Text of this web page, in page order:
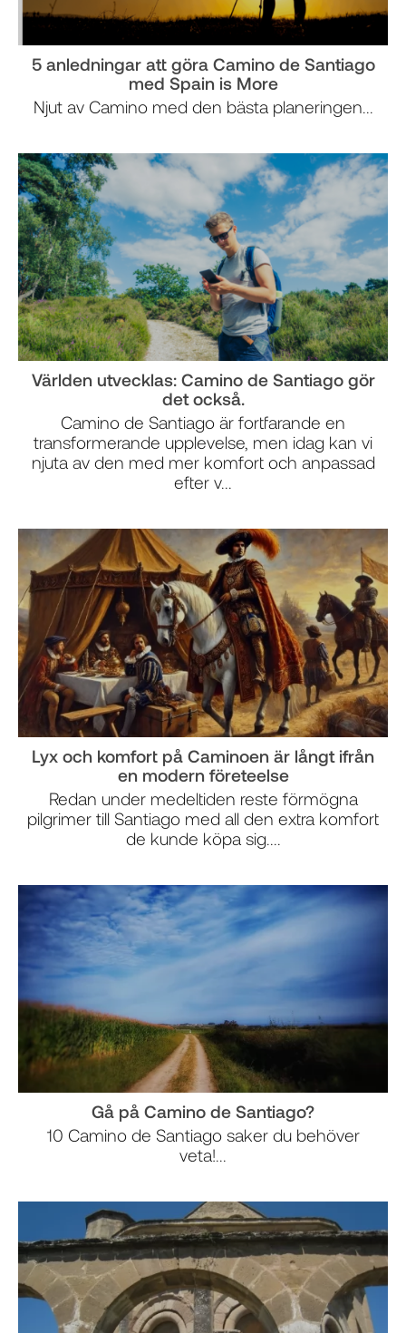
5 anledningar att göra Camino de Santiago
med Spain is More
Njut av Camino med den bästa planeringen...
Världen utvecklas: Camino de Santiago gör
det också.
Camino de Santiago är fortfarande en
transformerande upplevelse, men idag kan vi
njuta av den med mer komfort och anpassad
efter v...
Lyx och komfort på Caminoen är långt ifrån
en modern företeelse
Redan under medeltiden reste förmögna
pilgrimer till Santiago med all den extra komfort
de kunde köpa sig....
Gå på Camino de Santiago?
10 Camino de Santiago saker du behöver
veta!...